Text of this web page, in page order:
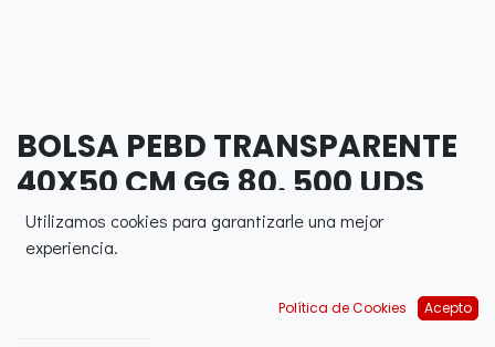
BOLSA PEBD TRANSPARENTE
40X50 CM GG 80. 500 UDS
0,00€
Utilizamos cookies para garantizarle una mejor
experiencia.
Política de Cookies Acepto